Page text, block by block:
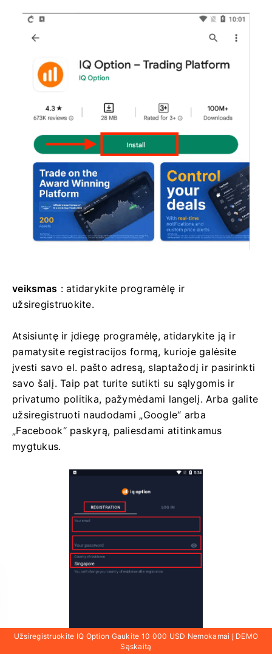
veiksmas : atidarykite programėlę ir
užsiregistruokite.
Atsisiuntę ir įdiegę programėlę, atidarykite ją ir
pamatysite registracijos formą, kurioje galėsite
įvesti savo el. pašto adresą, slaptažodį ir pasirinkti
savo šalį. Taip pat turite sutikti su sąlygomis ir
privatumo politika, pažymėdami langelį. Arba galite
užsiregistruoti naudodami „Google“ arba
„Facebook“ paskyrą, paliesdami atitinkamus
mygtukus.
Užsiregistruokite IQ Option Gaukite 10 000 USD Nemokamai Į DEMO
Sąskaitą